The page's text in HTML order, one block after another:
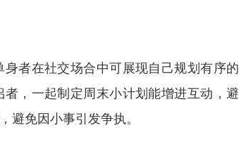
者在社交场合中可展现自己规划有序的
，一起制定周末小计划能增进互动，避
避免因小事引发争执。